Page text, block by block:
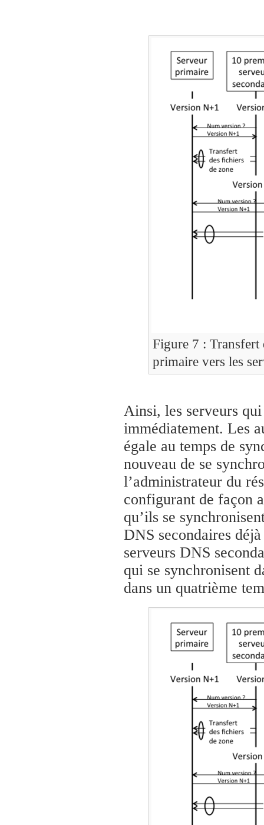
Figure 7 : Transfert
primaire vers les
Ainsi, les serveurs
immédiatement. Les
égale au temps de
nouveau de se
l’administrateur du
configurant de façon
qu’ils se
DNS secondaires
serveurs DNS
qui se synchronisent
dans un quatrième